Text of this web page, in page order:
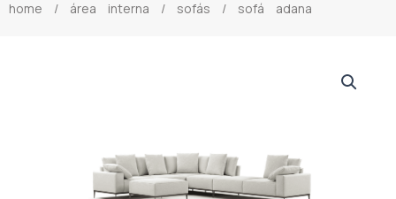
home / área interna / sofás / sofá adana